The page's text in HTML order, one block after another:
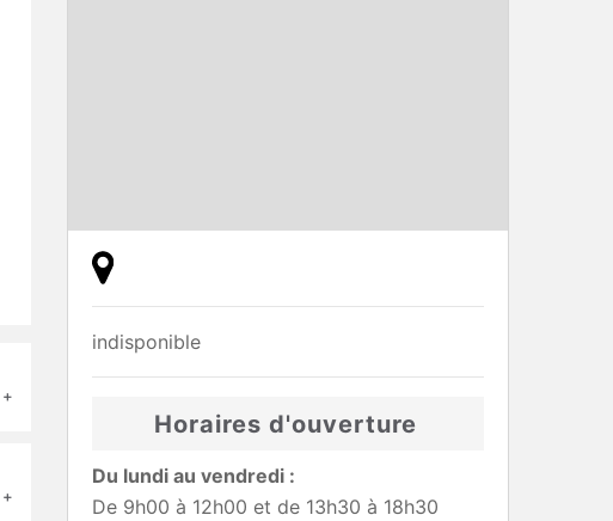
indisponible
Horaires d'ouverture
Du lundi au vendredi :
De 9h00 à 12h00 et de 13h30 à 18h30